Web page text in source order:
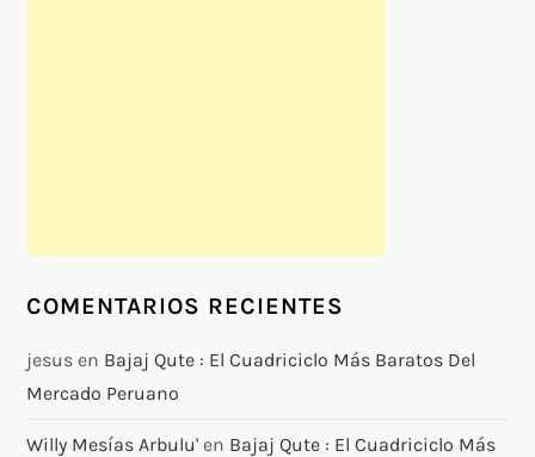
COMENTARIOS RECIENTES
jesus en Bajaj Qute : El Cuadriciclo Más Baratos Del
Mercado Peruano
Willy Mesías Arbulu' en Bajaj Qute : El Cuadriciclo Más